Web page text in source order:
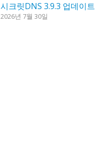
시크릿DNS 3.9.3 업데이트
2026년 7월 30일